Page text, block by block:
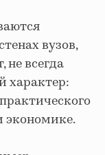
вузов,
не всегда
характер:
экономике.